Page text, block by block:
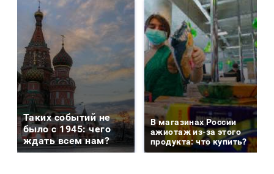
Таких событий не
было с 1945: чего
ждать всем нам?
В магазинах России
ажиотаж из-за этого
продукта: что купить?